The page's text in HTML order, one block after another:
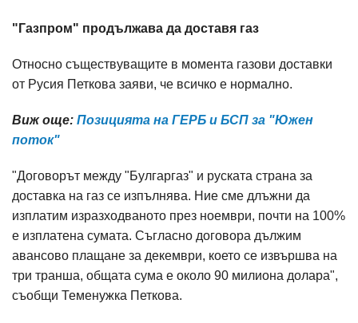
"Газпром" продължава да доставя газ
Относно съществуващите в момента газови доставки
от Русия Петкова заяви, че всичко е нормално.
Виж още: Позицията на ГЕРБ и БСП за "Южен
поток"
"Договорът между "Булгаргаз" и руската страна за
доставка на газ се изпълнява. Ние сме длъжни да
изплатим изразходваното през ноември, почти на 100%
е изплатена сумата. Съгласно договора дължим
авансово плащане за декември, което се извършва на
три транша, общата сума е около 90 милиона долара",
съобщи Теменужка Петкова.